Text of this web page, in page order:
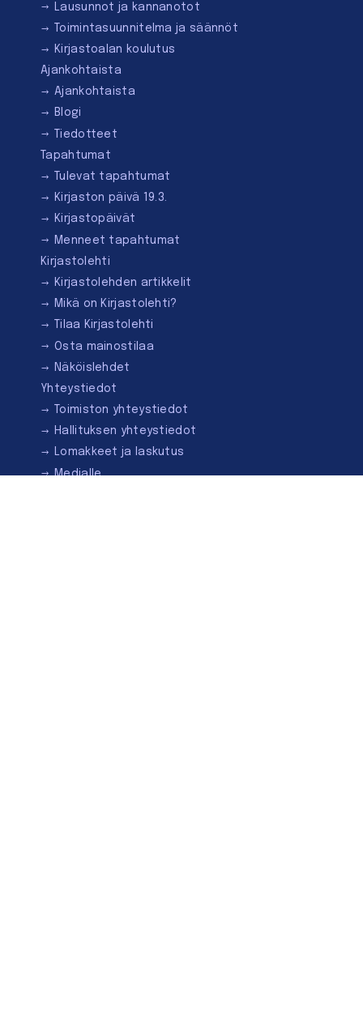
Lausunnot ja kannanotot
Toimintasuunnitelma ja säännöt
Kirjastoalan koulutus
Ajankohtaista
Ajankohtaista
Blogi
Tiedotteet
Tapahtumat
Tulevat tapahtumat
Kirjaston päivä 19.3.
Kirjastopäivät
Menneet tapahtumat
Kirjastolehti
Kirjastolehden artikkelit
Mikä on Kirjastolehti?
Tilaa Kirjastolehti
Osta mainostilaa
Näköislehdet
Yhteystiedot
Toimiston yhteystiedot
Hallituksen yhteystiedot
Lomakkeet ja laskutus
Medialle